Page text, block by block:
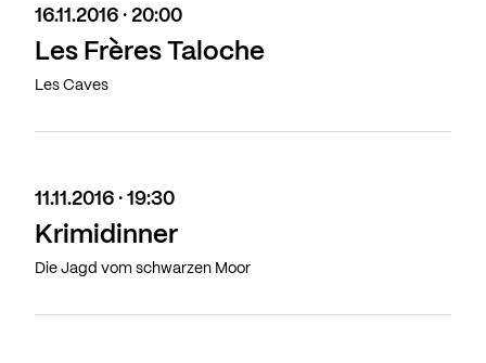
16.11.2016 · 20:00
Les Frères Taloche
Les Caves
11.11.2016 · 19:30
Krimidinner
Die Jagd vom schwarzen Moor